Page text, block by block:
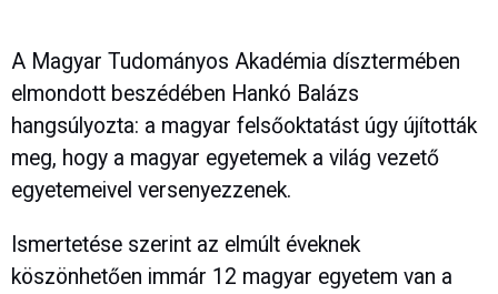
A Magyar Tudományos Akadémia dísztermében
elmondott beszédében Hankó Balázs
hangsúlyozta: a magyar felsőoktatást úgy újították
meg, hogy a magyar egyetemek a világ vezető
egyetemeivel versenyezzenek.
Ismertetése szerint az elmúlt éveknek
köszönhetően immár 12 magyar egyetem van a